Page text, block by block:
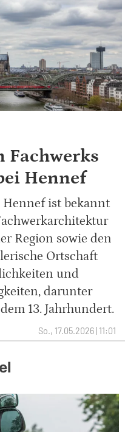
Hennef
Hennef ist bekannt
Region sowie den
Ortschaft
und
darunter
13. Jahrhundert.
So., 17.05.2026 | 11:01